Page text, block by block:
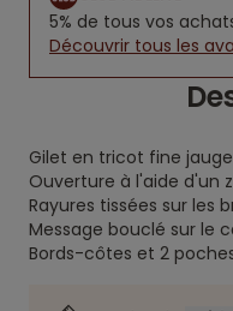
5% de tous vos
Découvrir tous les
Gilet en tricot fine
Ouverture à l'aide d'un
Rayures tissées sur les
Message bouclé sur le
Bords-côtes et 2